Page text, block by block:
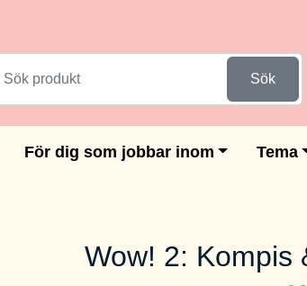
Sök
För dig som jobbar inom Tema
Wow! 2: Kompis